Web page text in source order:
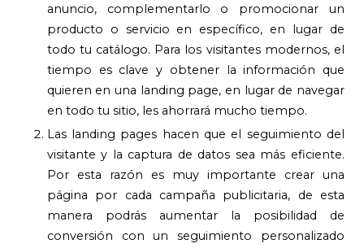
anuncio, complementarlo o promocionar un
producto o servicio en específico, en lugar de
todo tu catálogo. Para los visitantes modernos, el
tiempo es clave y obtener la información que
quieren en una landing page, en lugar de navegar
en todo tu sitio, les ahorrará mucho tiempo.
Las landing pages hacen que el seguimiento del
visitante y la captura de datos sea más eficiente.
Por esta razón es muy importante crear una
página por cada campaña publicitaria, de esta
manera podrás aumentar la posibilidad de
conversión con un seguimiento personalizado